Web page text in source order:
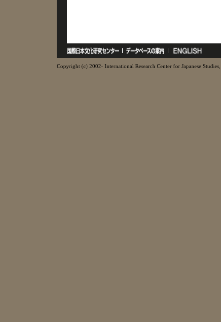
Copyright (c) 2002- International Research Center for Japanese